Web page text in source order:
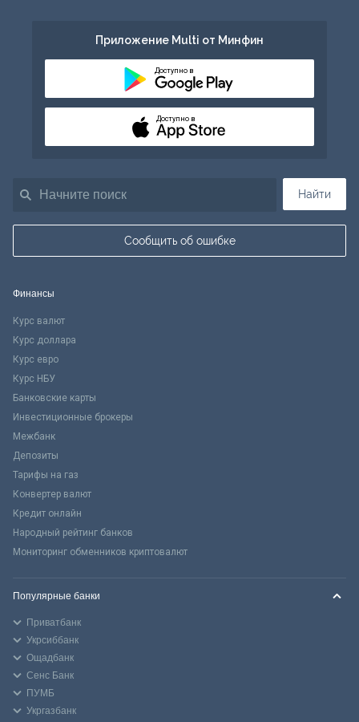
Найти
Сообщить об ошибке
Приложение Multi от Минфин
Доступно в
Доступно в
Финансы
Курс валют
Курс доллара
Курс евро
Курс НБУ
Банковские карты
Инвестиционные брокеры
Межбанк
Депозиты
Тарифы на газ
Конвертер валют
Кредит онлайн
Народный рейтинг банков
Мониторинг обменников криптовалют
Популярные банки
Приватбанк
Укрсиббанк
Ощадбанк
Сенс Банк
ПУМБ
Укргазбанк